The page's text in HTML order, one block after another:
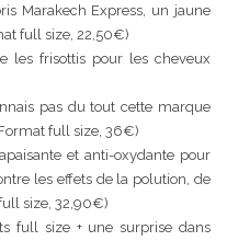
Marakech Express, un jaune
full size, 22,50€)
les frisottis pour les cheveux
pas du tout cette marque
full size, 36€)
et anti-oxydante pour
les effets de la polution, de
size, 32,90€)
full size + une surprise dans